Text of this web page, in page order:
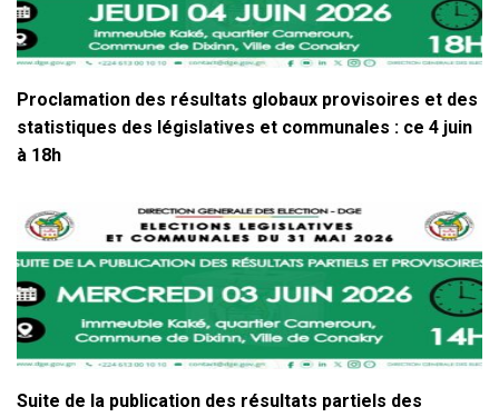
Proclamation des résultats globaux provisoires et des
statistiques des législatives et communales : ce 4 juin
à 18h
Suite de la publication des résultats partiels des